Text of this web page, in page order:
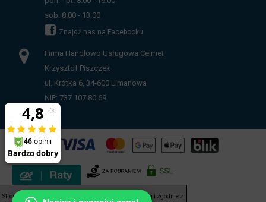
Strona korzysta z plików cookies w celu realizacji usług i zgodnie z
sob. 8:00 - 13:00
Znajdź nas na Facebooku
Firma Handlowo Usługowa Celmet
Krzysztof Piszczek
ul. Krótka 6, 34-600 Limanowa
NIP: 737 107 80 69